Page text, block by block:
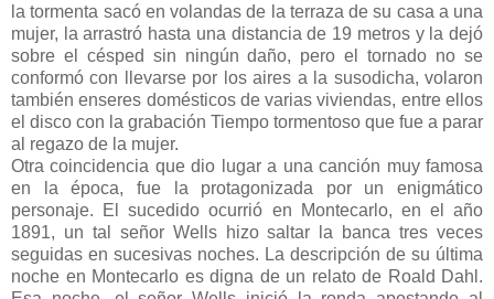
la tormenta sacó en volandas de la terraza de su casa a una
mujer, la arrastró hasta una distancia de 19 metros y la dejó
sobre el césped sin ningún daño, pero el tornado no se
conformó con llevarse por los aires a la susodicha, volaron
también enseres domésticos de varias viviendas, entre ellos
el disco con la grabación Tiempo tormentoso que fue a parar
al regazo de la mujer.
Otra coincidencia que dio lugar a una canción muy famosa
en la época, fue la protagonizada por un enigmático
personaje. El sucedido ocurrió en
Montecarlo, en el año
1891, un tal señor Wellshizo saltar la banca tres veces
seguidas en sucesivas noches. La descripción de su última
noche en Montecarlo es digna de un relato de Roal d Dahl .